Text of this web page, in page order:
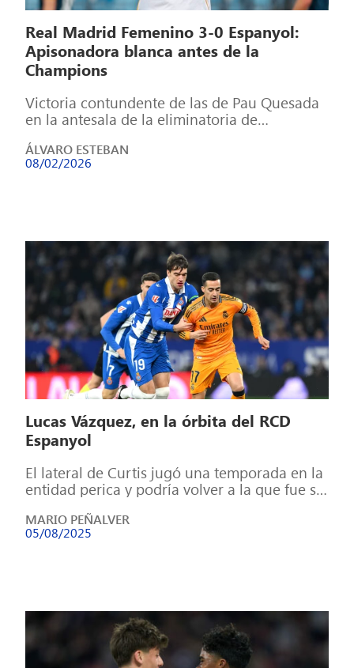
Real Madrid Femenino 3-0 Espanyol:
Apisonadora blanca antes de la
Champions
Victoria contundente de las de Pau Quesada
en la antesala de la eliminatoria de
ÁLVARO ESTEBAN
08/02/2026
Lucas Vázquez, en la órbita del RCD
Espanyol
El lateral de Curtis jugó una temporada en la
entidad perica y podría volver a la que fue su
MARIO PEÑALVER
05/08/2025